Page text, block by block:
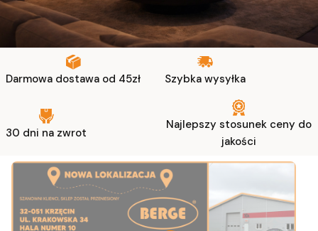
Darmowa dostawa od 45zł Szybka wysyłka
30 dni na zwrot
Najlepszy stosunek ceny do
jakości